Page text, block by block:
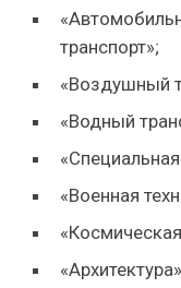
транспорт»;
«Воздушный
«Водный
«Военная